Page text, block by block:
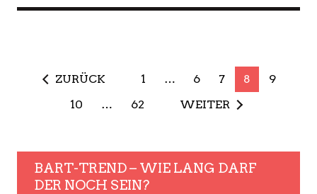
ZURÜCK 1 … 6 7 8
9
10
… 62 WEITER
BART-TREND – WIE LANG DARF
DER NOCH SEIN?